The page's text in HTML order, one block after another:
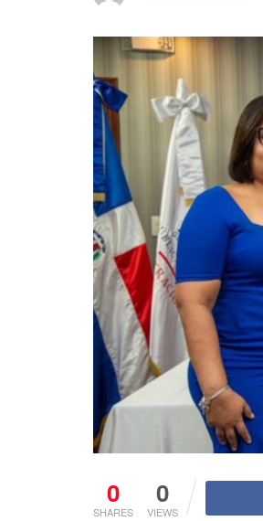
0
SHARES
0
VIEWS